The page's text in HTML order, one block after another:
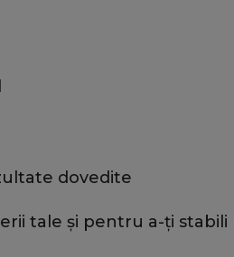
dovedite
tale și pentru a-ți stabili